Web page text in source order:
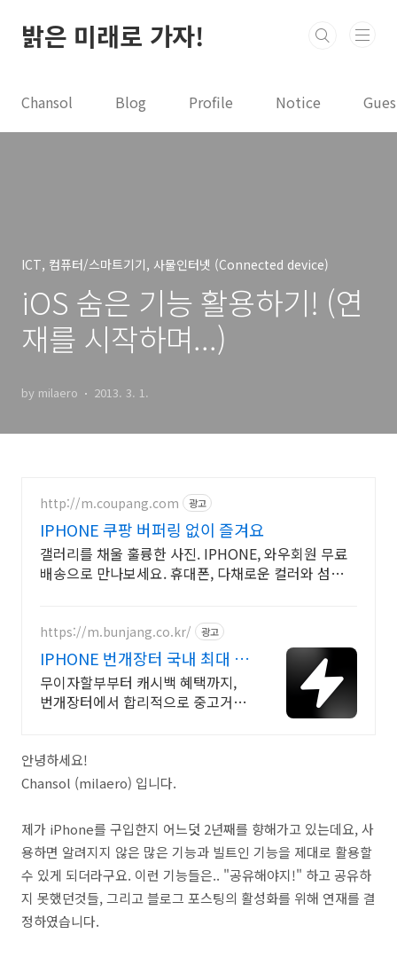
밝은 미래로 가자!
Chansol Blog Profile Notice
ICT, 컴퓨터/스마트기기, 사물인터넷 (Connected device)
iOS 숨은 기능 활용하기! (연
재를 시작하며...)
by milaero 2013. 3. 1.
http://m.coupang.com 광고
IPHONE 쿠팡 버퍼링 없이 즐겨요
갤러리를 채울 훌륭한 사진. IPHONE, 와우회원 무료
배송으로 만나보세요. 휴대폰, 다채로운 컬러와 섬세한
https://m.bunjang.co.kr/ 광고
IPHONE 번개장터 국내 최대 브
랜드 중고거래
무이자할부부터 캐시백 혜택까지,
번개장터에서 합리적으로 중고거래
신규 상품 업로드
안녕하세요!
Chansol (milaero) 입니다.
제가 iPhone를 구입한지 어느덧 2년째를 향해가고 있는데요, 사
용하면 알려지지 않은 많은 기능과 빌트인 기능을 제대로 활용할
수 있게 되더라구요. 이런 기능들은.. "공유해야지!" 하고 공유하
지 못했던것들, 그리고 블로그 포스팅의 활성화를 위해 연재를 결
정하였습니다.